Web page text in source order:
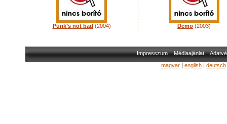
Punk’s not bad (2004) Demo (2003)
Impresszum Médiaajánlat
magyar| english| deutsch